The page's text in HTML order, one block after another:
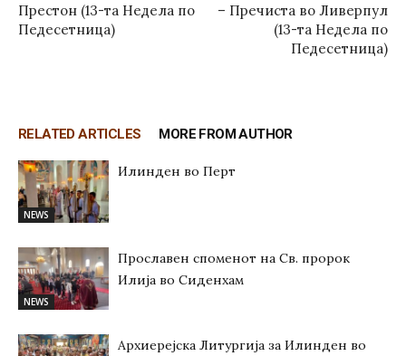
Престон (13-та Недела по
Педесетница)
– Пречиста во Ливерпул
(13-та Недела по
Педесетница)
RELATED ARTICLES MORE FROM AUTHOR
NEWS
Илинден во Перт
NEWS
Прославен споменот на Св. пророк
Илија во Сиденхам
Архиерејска Литургија за Илинден во